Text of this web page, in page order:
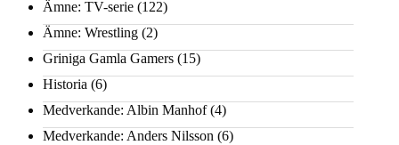
Ämne: TV-serie (122)
Ämne: Wrestling (2)
Griniga Gamla Gamers (15)
Historia (6)
Medverkande: Albin Manhof(4)
Medverkande: Anders Nilsson (6)